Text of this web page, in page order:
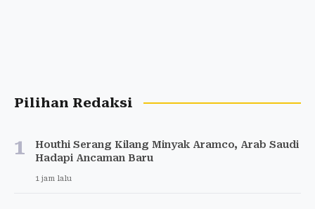
Pilihan Redaksi
1
Houthi Serang Kilang Minyak Aramco, Arab Saudi
Hadapi Ancaman Baru
1 jam lalu